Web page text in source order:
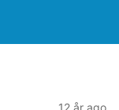
12 år ago